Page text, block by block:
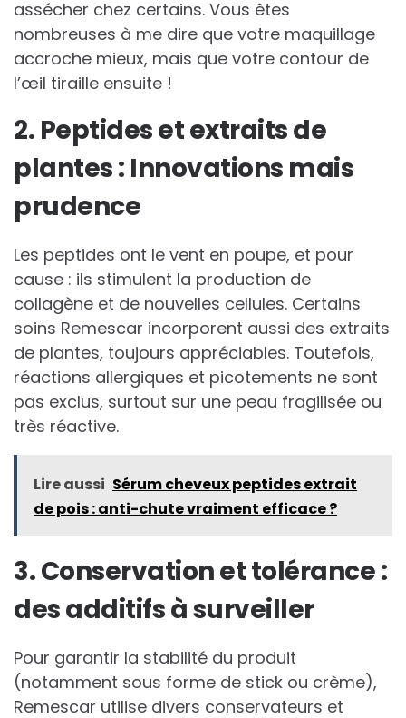
assécher chez certains. Vous êtes
nombreuses à me dire que votre maquillage
accroche mieux, mais que votre contour de
l’œil tiraille ensuite !
2. Peptides et extraits de
plantes : Innovations mais
prudence
Les peptides ont le vent en poupe, et pour
cause : ils stimulent la production de
collagène et de nouvelles cellules. Certains
soins Remescar incorporent aussi des extraits
de plantes, toujours appréciables. Toutefois,
réactions allergiques et picotements ne sont
pas exclus, surtout sur une peau fragilisée ou
très réactive.
Lire aussi Sérum cheveux peptides extrait
de pois : anti-chute vraiment efficace ?
3. Conservation et tolérance :
des additifs à surveiller
Pour garantir la stabilité du produit
(notamment sous forme de stick ou crème),
Remescar utilise divers conservateurs et